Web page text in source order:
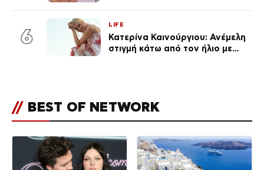
6
LIFE
Κατερίνα Καινούργιου: Ανέμελη
στιγμή κάτω από τον ήλιο με
// BEST OF NETWORK